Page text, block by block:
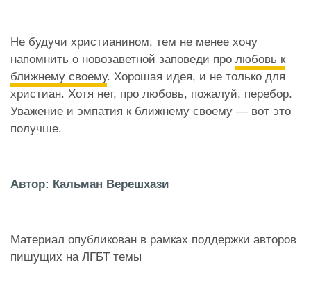
Не будучи христианином, тем не менее хочу
напомнить о новозаветной заповеди про любовь к
ближнему своему. Хорошая идея, и не только для
христиан. Хотя нет, про любовь, пожалуй, перебор.
Уважение и эмпатия к ближнему своему — вот это
получше.
Автор: Кальман Верешхази
Материал опубликован в рамках поддержки авторов
пишущих на ЛГБТ темы